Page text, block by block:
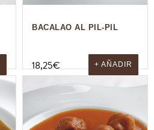
BACALAO AL PIL-PIL
18,25€ + AÑADIR